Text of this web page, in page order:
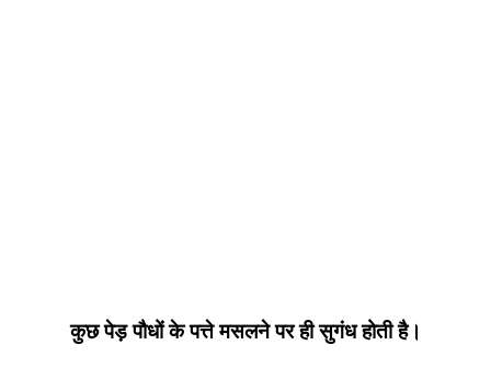
कुछ पेड़ पौधों के पत्ते मसलने पर ही सुगंध होती है।